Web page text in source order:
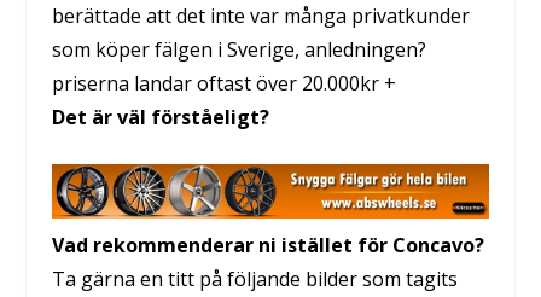
berättade att det inte var många privatkunder
som köper fälgen i Sverige, anledningen?
priserna landar oftast över 20.000kr +
Det är väl förståeligt?
Vad rekommenderar ni istället för Concavo?
Ta gärna en titt på följande bilder som tagits